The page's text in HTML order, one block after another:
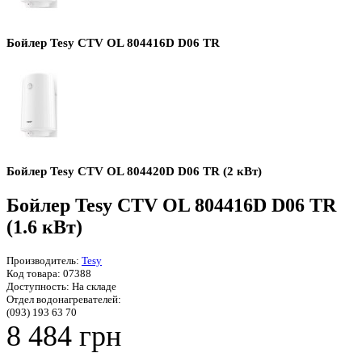
Бойлер Tesy CTV OL 804416D D06 TR
Бойлер Tesy CTV OL 804420D D06 TR (2 кВт)
Бойлер Tesy CTV OL 804416D D06 TR
(1.6 кВт)
Производитель: Tesy
Код товара: 07388
Доступность: На складе
Отдел водонагревателей:
(093) 193 63 70
8 484 грн